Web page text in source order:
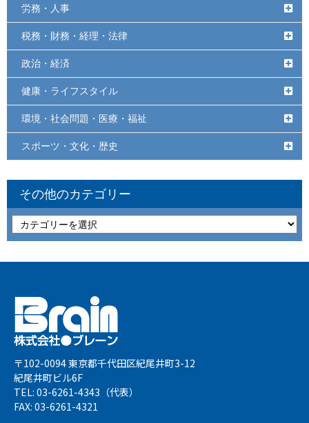
労務・人事
税務・財務・経理・法律
政治・経済
健康・ライフスタイル
環境・社会問題・医療・福祉
スポーツ・文化・歴史
その他のカテゴリー
〒102-0094 東京都千代田区紀尾井町3-12
紀尾井町ビル6F
TEL: 03-6261-4343（代表）
FAX: 03-6261-4321